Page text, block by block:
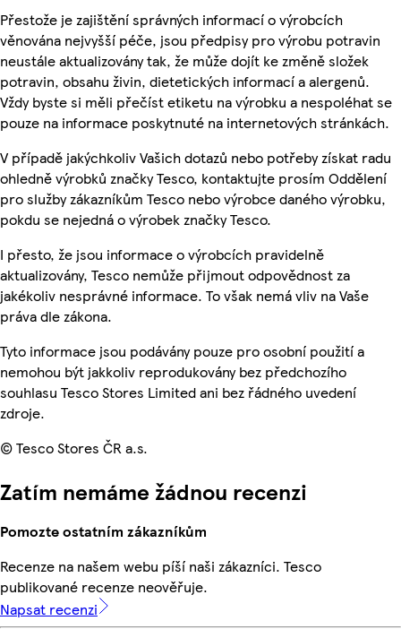
Přestože je zajištění správných informací o výrobcích
věnována nejvyšší péče, jsou předpisy pro výrobu potravin
neustále aktualizovány tak, že může dojít ke změně složek
potravin, obsahu živin, dietetických informací a alergenů.
Vždy byste si měli přečíst etiketu na výrobku a nespoléhat se
pouze na informace poskytnuté na internetových stránkách.
V případě jakýchkoliv Vašich dotazů nebo potřeby získat radu
ohledně výrobků značky Tesco, kontaktujte prosím Oddělení
pro služby zákazníkům Tesco nebo výrobce daného výrobku,
pokdu se nejedná o výrobek značky Tesco.
I přesto, že jsou informace o výrobcích pravidelně
aktualizovány, Tesco nemůže přijmout odpovědnost za
jakékoliv nesprávné informace. To však nemá vliv na Vaše
práva dle zákona.
Tyto informace jsou podávány pouze pro osobní použití a
nemohou být jakkoliv reprodukovány bez předchozího
souhlasu Tesco Stores Limited ani bez řádného uvedení
zdroje.
© Tesco Stores ČR a.s.
Zatím nemáme žádnou recenzi
Pomozte ostatním zákazníkům
Recenze na našem webu píší naši zákazníci. Tesco
publikované recenze neověřuje.
Napsat recenzi